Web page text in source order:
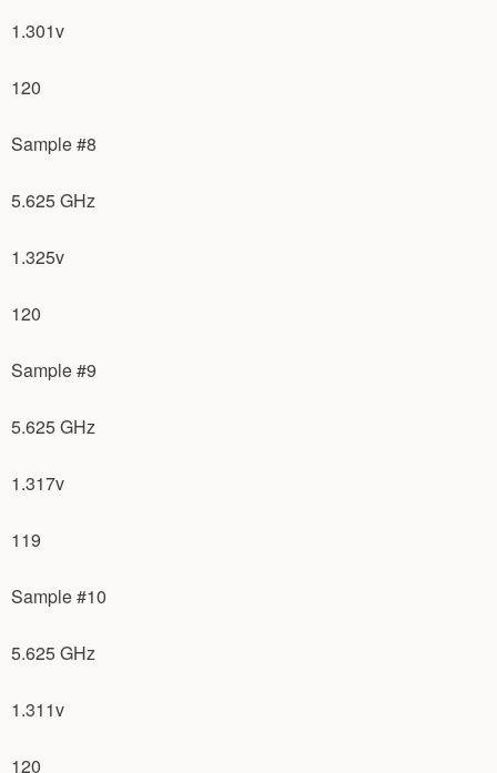
1.301v
120
Sample #8
5.625 GHz
1.325v
120
Sample #9
5.625 GHz
1.317v
119
Sample #10
5.625 GHz
1.311v
120